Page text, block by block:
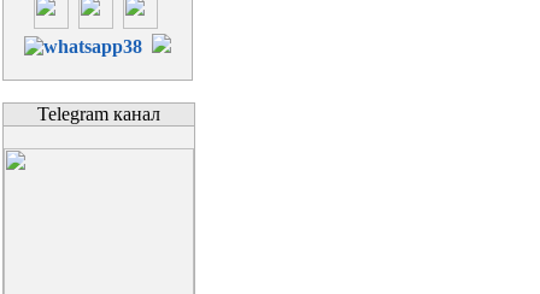
Telegram канал